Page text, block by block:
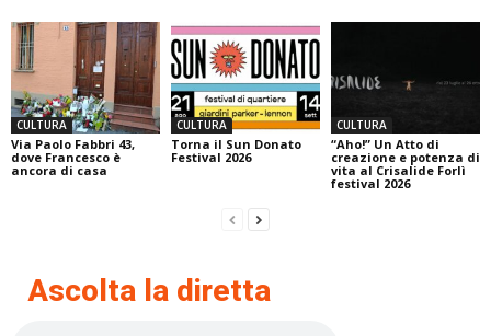
CULTURA
Via Paolo Fabbri 43,
dove Francesco è
ancora di casa
CULTURA
Torna il Sun Donato
Festival 2026
CULTURA
“Aho!” Un Atto di
creazione e potenza di
vita al Crisalide Forlì
festival 2026
Ascolta la diretta